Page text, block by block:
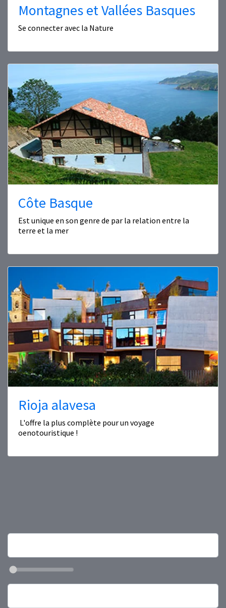
Montagnes et Vallées Basques
Se connecter avec la Nature
Côte Basque
Est unique en son genre de par la relation entre la
terre et la mer
Rioja alavesa
L'offre la plus complète pour un voyage
oenotouristique !